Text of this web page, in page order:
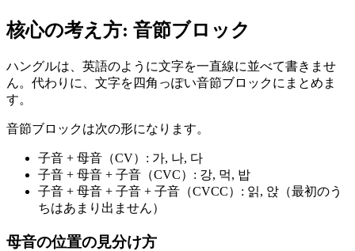
核心の考え方: 音節ブロック
ハングルは、英語のように文字を一直線に並べて書きませ
ん。代わりに、文字を四角っぽい音節ブロックにまとめま
す。
音節ブロックは次の形になります。
子音 + 母音（CV）: 가, 나, 다
子音 + 母音 + 子音（CVC）: 강, 먹, 밥
子音 + 母音 + 子音 + 子音（CVCC）: 읽, 앉（最初のう
ちはあまり出ません）
母音の位置の見分け方